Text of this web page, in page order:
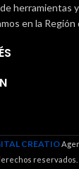
herramientas
en la Región
CREATIO
reservados.